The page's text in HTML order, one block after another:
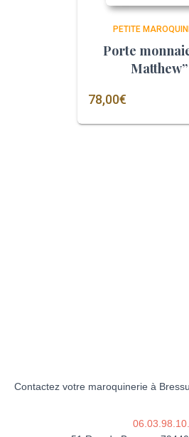
PETITE
Porte
Matthew”
78,00€
Contactez votre maroquinerie à